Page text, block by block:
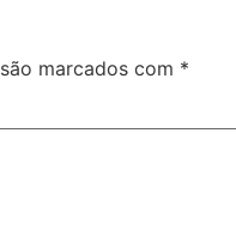
marcados com *